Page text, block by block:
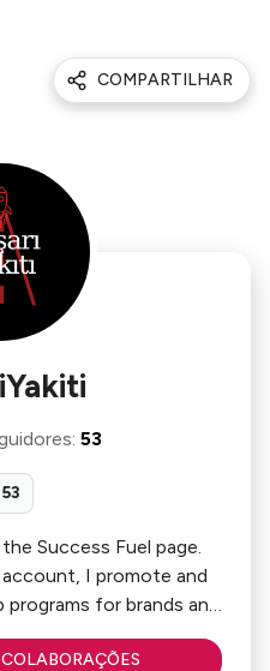
COMPARTILHAR
: 53
53
Success Fuel page.
I promote and
programs for brands and